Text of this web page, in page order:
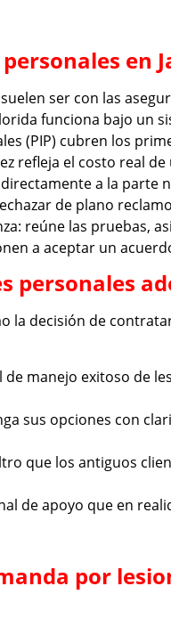
en
ser con las
funciona bajo un
(PIP) cubren los
refleja el costo real de
a la parte
de plano
reúne las pruebas,
a aceptar un
personales
decisión de
de manejo exitoso de
sus opciones con
que los antiguos
de apoyo que en
por